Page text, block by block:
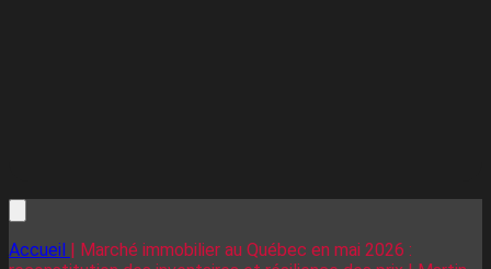
Accueil | Marché immobilier au Québec en mai 2026 :